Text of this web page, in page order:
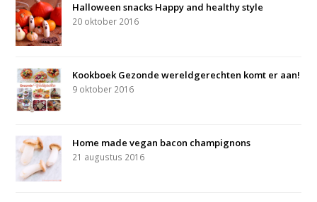
Halloween snacks Happy and healthy style
20 oktober 2016
Kookboek Gezonde wereldgerechten komt er aan!
9 oktober 2016
Home made vegan bacon champignons
21 augustus 2016